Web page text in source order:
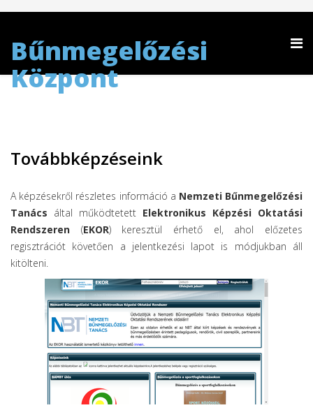
Bűnmegelőzési
Központ
Továbbképzéseink
A képzésekről részletes információ a Nemzeti Bűnmegelőzési
Tanács által működtetett Elektronikus Képzési Oktatási
Rendszeren (EKOR) keresztül érhető el, ahol előzetes
regisztrációt követően a jelentkezési lapot is módjukban áll
kitölteni.